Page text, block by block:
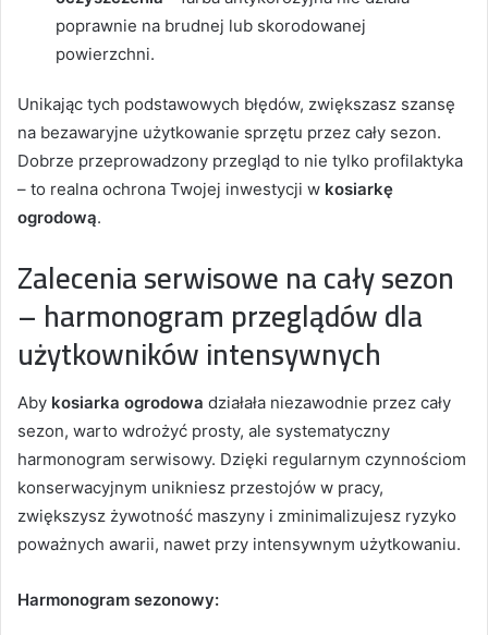
poprawnie na brudnej lub skorodowanej
powierzchni.
Unikając tych podstawowych błędów, zwiększasz szansę
na bezawaryjne użytkowanie sprzętu przez cały sezon.
Dobrze przeprowadzony przegląd to nie tylko profilaktyka
– to realna ochrona Twojej inwestycji w kosiarkę
ogrodową.
Zalecenia serwisowe na cały sezon
– harmonogram przeglądów dla
użytkowników intensywnych
Aby kosiarka ogrodowa działała niezawodnie przez cały
sezon, warto wdrożyć prosty, ale systematyczny
harmonogram serwisowy. Dzięki regularnym czynnościom
konserwacyjnym unikniesz przestojów w pracy,
zwiększysz żywotność maszyny i zminimalizujesz ryzyko
poważnych awarii, nawet przy intensywnym użytkowaniu.
Harmonogram sezonowy: